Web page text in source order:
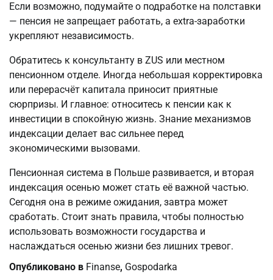
Если возможно, подумайте о подработке на полставки
— пенсия не запрещает работать, а extra-заработки
укрепляют независимость.
Обратитесь к консультанту в ZUS или местном
пенсионном отделе. Иногда небольшая корректировка
или перерасчёт капитала приносит приятные
сюрпризы. И главное: относитесь к пенсии как к
инвестиции в спокойную жизнь. Знание механизмов
индексации делает вас сильнее перед
экономическими вызовами.
Пенсионная система в Польше развивается, и вторая
индексация осенью может стать её важной частью.
Сегодня она в режиме ожидания, завтра может
сработать. Стоит знать правила, чтобы полностью
использовать возможности государства и
наслаждаться осенью жизни без лишних тревог.
Опубликовано в Finanse, Gospodarka